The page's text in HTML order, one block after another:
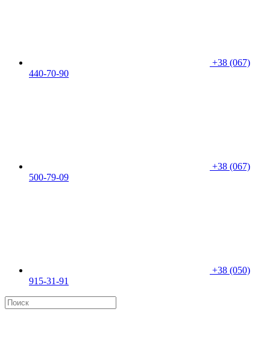
+38 (067)
440-70-90
+38 (067)
500-79-09
+38 (050)
915-31-91